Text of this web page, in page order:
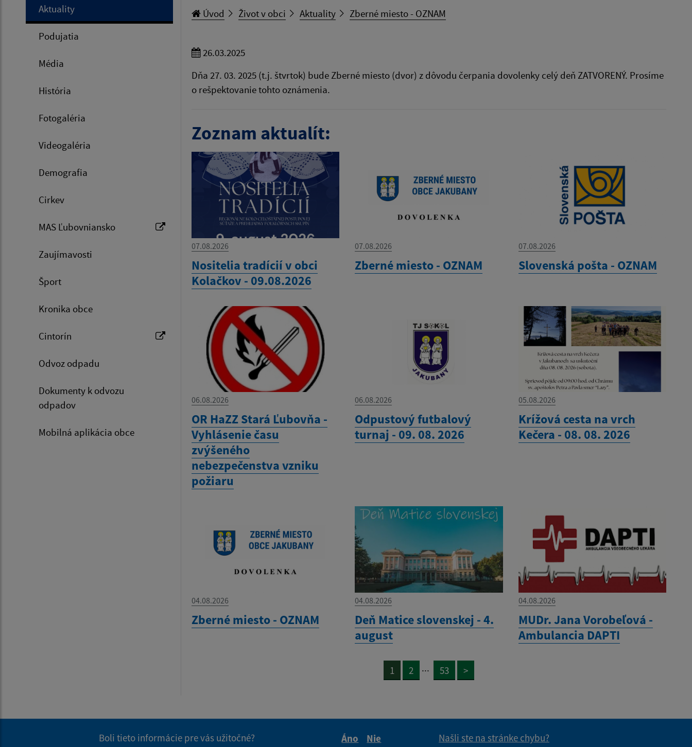
Aktuality
Podujatia
Média
História
Fotogaléria
Videogaléria
Demografia
Cirkev
MAS Ľubovniansko
Zaujímavosti
Šport
Kronika obce
Cintorín
Odvoz odpadu
Dokumenty k odvozu
odpadov
Mobilná aplikácia obce
Úvod Život v obci Aktuality Zberné miesto - OZNAM
26.03.2025
Dňa 27. 03. 2025 (t.j. štvrtok) bude Zberné miesto (dvor) z dôvodu čerpania dovolenky celý deň ZATVORENÝ. Prosíme
o rešpektovanie tohto oznámenia.
Zoznam aktualít:
07.08.2026
Nositelia tradícií v obci
Kolačkov - 09.08.2026
07.08.2026
Zberné miesto - OZNAM
07.08.2026
Slovenská pošta - OZNAM
06.08.2026
OR HaZZ Stará Ľubovňa -
Vyhlásenie času
zvýšeného
nebezpečenstva vzniku
požiaru
06.08.2026
Odpustový futbalový
turnaj - 09. 08. 2026
05.08.2026
Krížová cesta na vrch
Kečera - 08. 08. 2026
04.08.2026
Zberné miesto - OZNAM
04.08.2026
Deň Matice slovenskej - 4.
august
04.08.2026
MUDr. Jana Vorobeľová -
Ambulancia DAPTI
1 2 ... 53 >
Boli tieto informácie pre vás užitočné?
Áno
Nie
Našli ste na stránke chybu?